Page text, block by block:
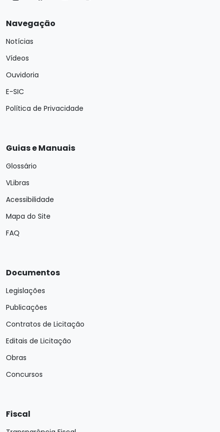
Navegação
Notícias
Vídeos
Ouvidoria
E-SIC
Política de Privacidade
Guias e Manuais
Glossário
VLibras
Acessibilidade
Mapa do Site
FAQ
Documentos
Legislações
Publicações
Contratos de Licitação
Editais de Licitação
Obras
Concursos
Fiscal